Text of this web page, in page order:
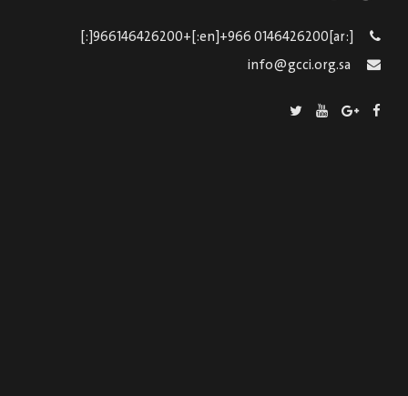
[:ar]966146426200+[:en]+966 0146426200[:]